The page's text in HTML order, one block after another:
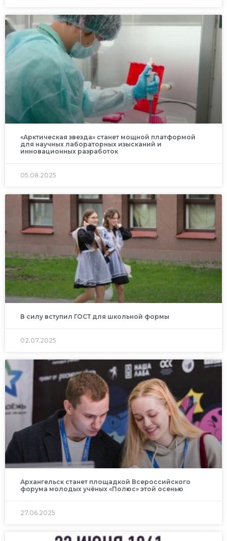
«Арктическая звезда» станет мощной платформой
для научных лабораторных изысканий и
инновационных разработок
05.08.2025
В силу вступил ГОСТ для школьной формы
02.07.2025
Архангельск станет площадкой Всероссийского
форума молодых учёных «Полюс» этой осенью
27.06.2025